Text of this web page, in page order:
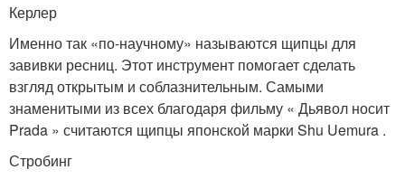
Керлер
Именно так «по-научному» называются щипцы для
завивки ресниц. Этот инструмент помогает сделать
взгляд открытым и соблазнительным. Самыми
знаменитыми из всех благодаря фильму « Дьявол носит
Prada » считаются щипцы японской марки Shu Uemura .
Стробинг